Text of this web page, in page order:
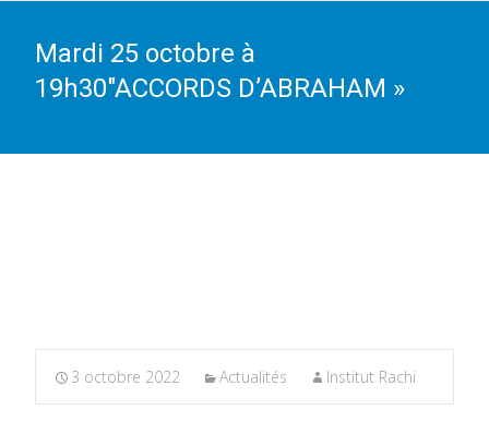
Mardi 25 octobre à
19h30″ACCORDS D’ABRAHAM »
3 octobre 2022 Actualités Institut Rachi